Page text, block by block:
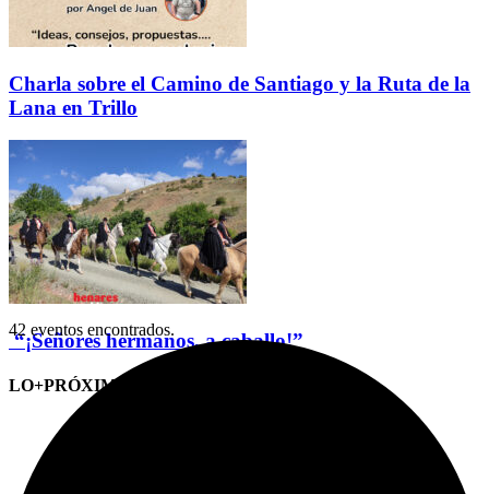
Charla sobre el Camino de Santiago y la Ruta de la
Lana en Trillo
“¡Señores hermanos, a caballo!”
LO+PRÓXIMO (CITAS)
42 eventos encontrados.